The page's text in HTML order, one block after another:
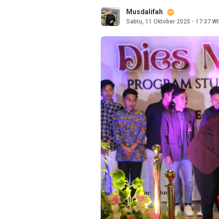
Musdalifah
Sabtu, 11 Oktober 2025 - 17:37